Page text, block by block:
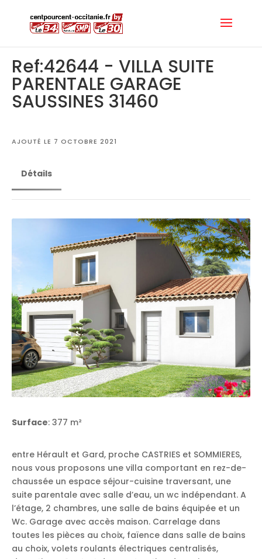
Ref:42644 - VILLA SUITE
PARENTALE GARAGE
SAUSSINES 31460
AJOUTÉ LE 7 OCTOBRE 2021
Détails
Surface: 377 m²
entre Hérault et Gard, proche CASTRIES et SOMMIERES,
nous vous proposons une villa comportant en rez-de-
chaussée un espace séjour-cuisine traversant, une
suite parentale avec salle d’eau, un wc indépendant. A
l’étage, 2 chambres, une salle de bains équipée et un
Wc. Garage avec accès maison. Carrelage dans
toutes les pièces au choix, faïence dans salle de bains
au choix, volets roulants électriques centralisés,